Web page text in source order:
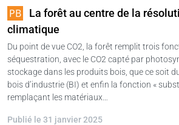
La forêt au centre de la
climatique
Du point de vue CO2, la forêt remplit trois
séquestration, avec le CO2 capté par
stockage dans les produits bois, que ce soit
bois d’industrie (BI) et enfin la fonction «
remplaçant les matériaux…
Publié le 31 janvier 2025